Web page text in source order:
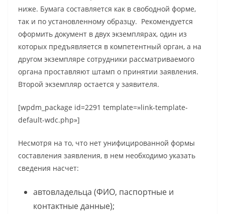
ниже. Бумага составляется как в свободной форме,
так и по установленному образцу. Рекомендуется
оформить документ в двух экземплярах, один из
которых предъявляется в компетентный орган, а на
другом экземпляре сотрудники рассматриваемого
органа проставляют штамп о принятии заявления.
Второй экземпляр остается у заявителя.
[wpdm_package id=2291 template=»link-template-
default-wdc.php»]
Несмотря на то, что нет унифицированной формы
составления заявления, в нем необходимо указать
сведения насчет:
автовладельца (ФИО, паспортные и
контактные данные);